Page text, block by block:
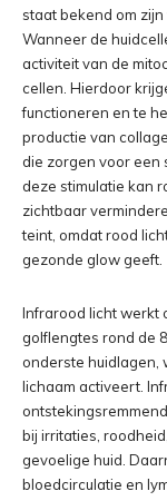
staat bekend om
Wanneer de
activiteit van de
cellen. Hierdoor
functioneren en te
productie van
die zorgen voor een
deze stimulatie kan
zichtbaar
teint, omdat rood
gezonde glow geeft.
Infrarood licht werkt
golflengtes rond de
onderste huidlagen,
lichaam activeert.
bij irritaties,
gevoelige huid.
bloedcirculatie en